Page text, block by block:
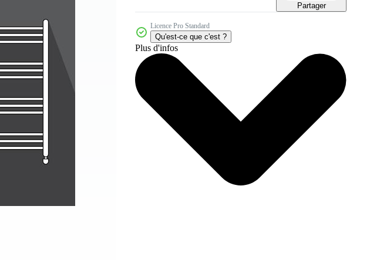
Partager
Licence Pro Standard
Qu'est-ce que c'est ?
Plus d'infos